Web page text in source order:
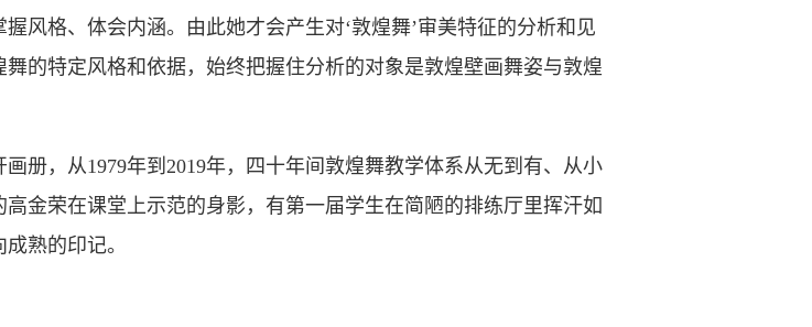
风格、体会内涵。由此她才会产生对‘敦煌舞’审美特征的分析和见
的特定风格和依据，始终把握住分析的对象是敦煌壁画舞姿与敦煌
，从1979年到2019年，四十年间敦煌舞教学体系从无到有、从小
金荣在课堂上示范的身影，有第一届学生在简陋的排练厅里挥汗如
熟的印记。